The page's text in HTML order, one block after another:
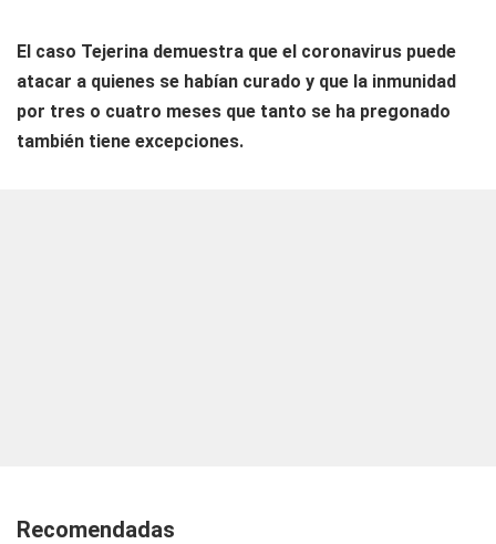
El caso Tejerina demuestra que el coronavirus puede
atacar a quienes se habían curado y que la inmunidad
por tres o cuatro meses que tanto se ha pregonado
también tiene excepciones.
Recomendadas